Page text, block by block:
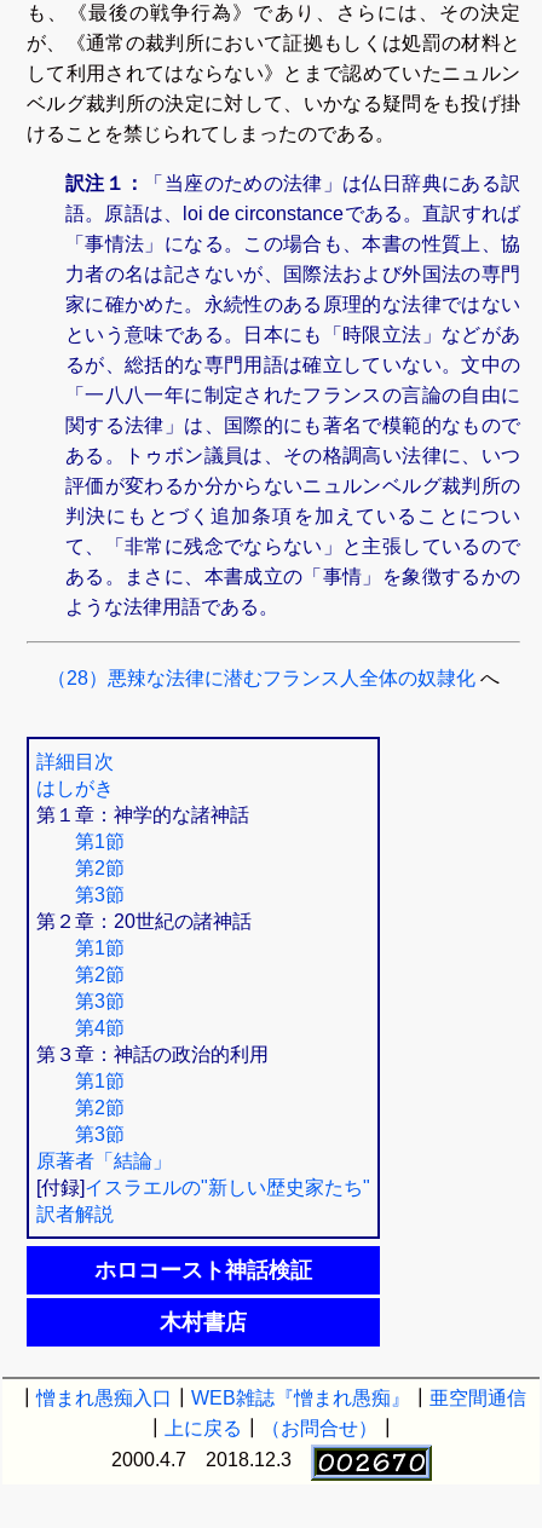
も、《最後の戦争行為》であり、さらには、その決定
が、《通常の裁判所において証拠もしくは処罰の材料と
して利用されてはならない》とまで認めていたニュルン
ベルグ裁判所の決定に対して、いかなる疑問をも投げ掛
けることを禁じられてしまったのである。
訳注１：
「当座のための法律」は仏日辞典にある訳
語。原語は、loi de circonstanceである。直訳すれば
「事情法」になる。この場合も、本書の性質上、協
力者の名は記さないが、国際法および外国法の専門
家に確かめた。永続性のある原理的な法律ではない
という意味である。日本にも「時限立法」などがあ
るが、総括的な専門用語は確立していない。文中の
「一八八一年に制定されたフランスの言論の自由に
関する法律」は、国際的にも著名で模範的なもので
ある。トゥボン議員は、その格調高い法律に、いつ
評価が変わるか分からないニュルンベルグ裁判所の
判決にもとづく追加条項を加えていることについ
て、「非常に残念でならない」と主張しているので
ある。まさに、本書成立の「事情」を象徴するかの
ような法律用語である。
（28）悪辣な法律に潜むフランス人全体の奴隷化 へ
詳細目次
はしがき
第１章：神学的な諸神話
第1節
第2節
第3節
第２章：20世紀の諸神話
第1節
第2節
第3節
第4節
第３章：神話の政治的利用
第1節
第2節
第3節
原著者「結論」
[付録]イスラエルの"新しい歴史家たち"
訳者解説
ホロコースト神話検証
木村書店
┃憎まれ愚痴入口 WEB雑誌『憎まれ愚痴』
亜空間通信
上に戻る （お問合せ）
2000.4.7 2018.12.3